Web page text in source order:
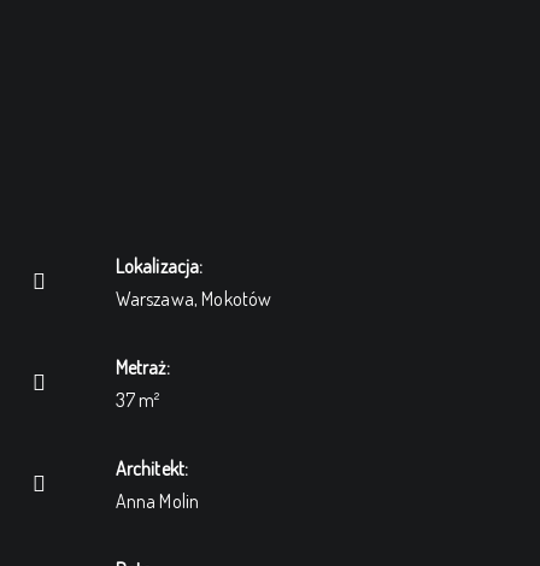
Lokalizacja:
Warszawa, Mokotów
Metraż:
37 m²
Architekt:
Anna Molin